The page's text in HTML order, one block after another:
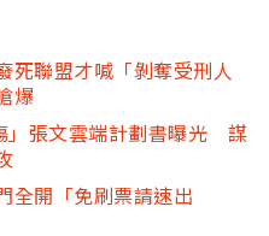
死聯盟才喊「剝奪受刑人
爆
」張文雲端計劃書曝光 謀
全開「免刷票請速出